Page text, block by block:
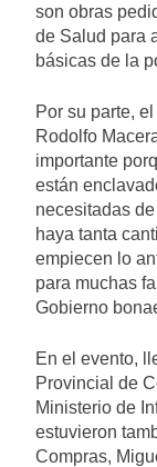
son obras
de Salud para
básicas de la
Por su parte,
Rodolfo
importante
están
necesitadas
haya tanta
empiecen lo
para muchas
Gobierno
En el evento,
Provincial de
Ministerio de
estuvieron
Compras,